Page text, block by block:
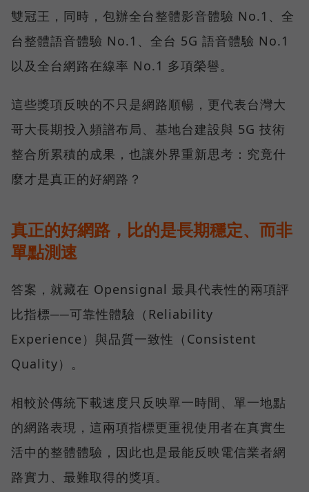
雙冠王，同時，包辦全台整體影音體驗 No.1、全
台整體語音體驗 No.1、全台 5G 語音體驗 No.1
以及全台網路在線率 No.1 多項榮譽。
這些獎項反映的不只是網路順暢，更代表台灣大
哥大長期投入頻譜布局、基地台建設與 5G 技術
整合所累積的成果，也讓外界重新思考：究竟什
麼才是真正的好網路？
真正的好網路，比的是長期穩定、而非
單點測速
答案，就藏在 Opensignal 最具代表性的兩項評
比指標──可靠性體驗（Reliability
Experience）與品質一致性（Consistent
Quality）。
相較於傳統下載速度只反映單一時間、單一地點
的網路表現，這兩項指標更重視使用者在真實生
活中的整體體驗，因此也是最能反映電信業者網
路實力、最難取得的獎項。